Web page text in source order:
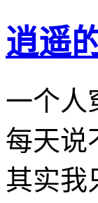
逍遥
一个人
每天说
其实我